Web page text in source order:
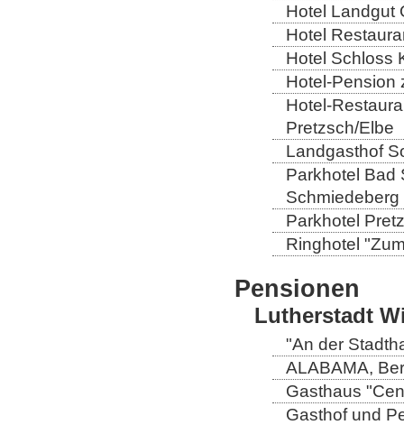
Hotel Landgut
Hotel
Hotel Schloss
Hotel-Pension
Hotel-
Pretzsch/Elbe
Landgasthof
Parkhotel Bad
Schmiedeberg
Parkhotel
Ringhotel
Pensionen
Lutherstadt
"An der
ALABAMA,
Gasthaus
Gasthof und